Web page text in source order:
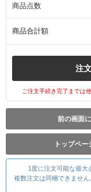
商品点数
商品合計額
注
ご注文手続き完了までは
前の画面
トップペ
1度に注文可能な最大
複数注文は同梱できませ